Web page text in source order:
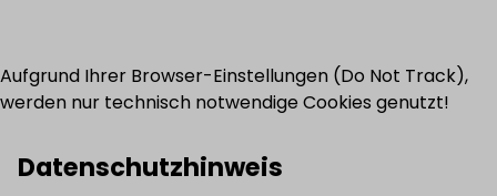
Aufgrund Ihrer Browser-Einstellungen (Do Not Track),
werden nur technisch notwendige Cookies genutzt!
Datenschutzhinweis